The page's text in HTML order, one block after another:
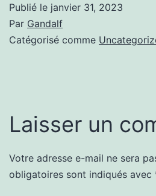
Publié le janvier 31, 2023
Par Gandalf
Catégorisé comme
Laisser un
Votre adresse e-mail ne sera
obligatoires sont indiqués avec